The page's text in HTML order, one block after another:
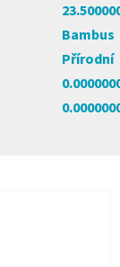
Bambus
Přírodní